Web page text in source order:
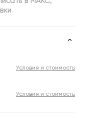
Условия и стоимость
Условия и стоимость